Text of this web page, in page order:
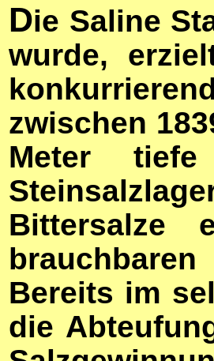
Die Saline
wurde,
zwischen
Meter
Bittersalze
Bereits im
die